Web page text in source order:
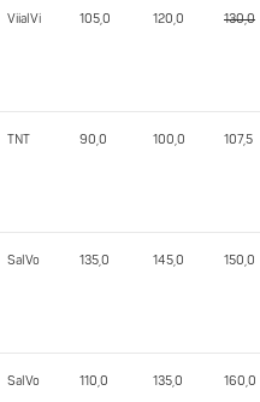
ViialVi 105,0 120,0 130,0
TNT 90,0 100,0 107,5
SalVo 135,0 145,0 150,0
SalVo 110,0 135,0 160,0